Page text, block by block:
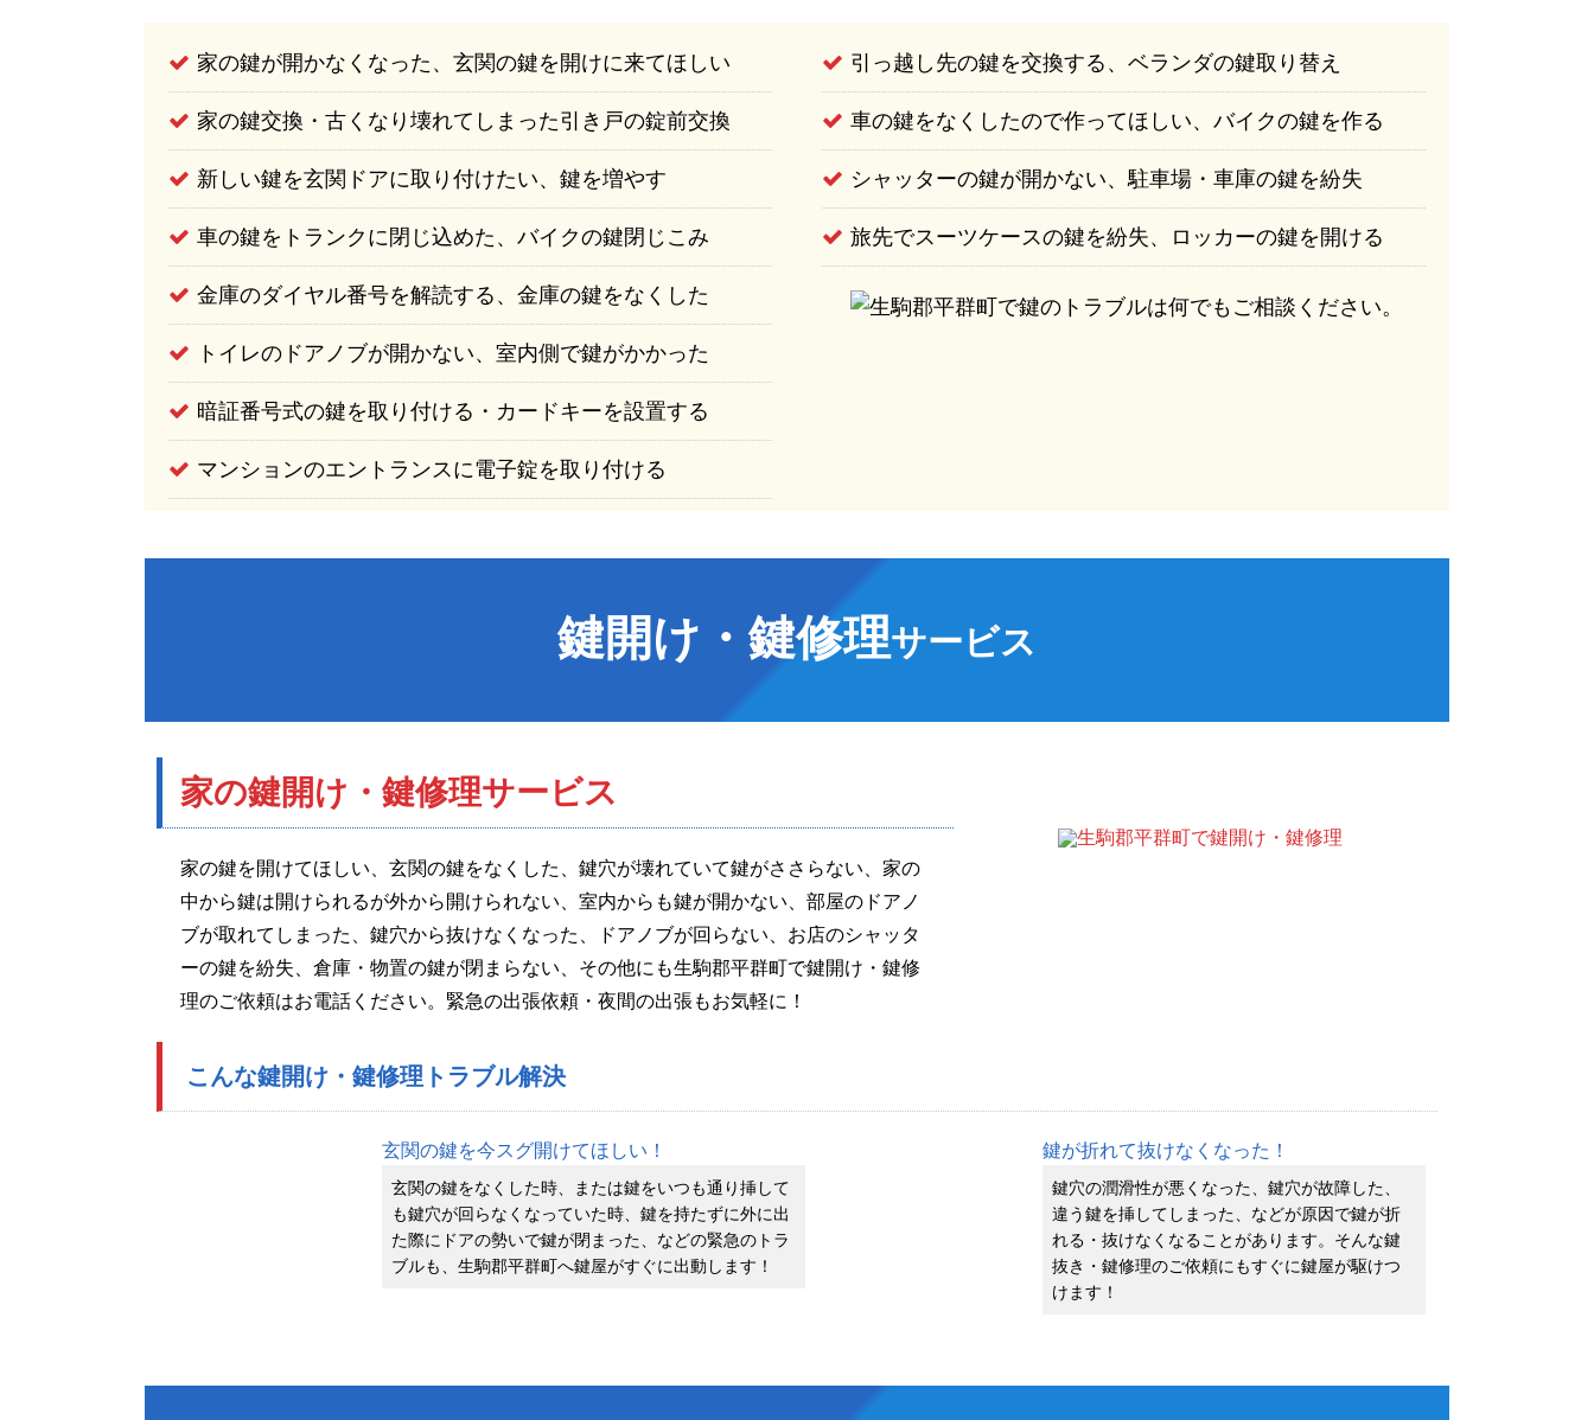
家の鍵が開かなくなった、玄関の鍵を開けに来てほしい
家の鍵交換・古くなり壊れてしまった引き戸の錠前交換
新しい鍵を玄関ドアに取り付けたい、鍵を増やす
車の鍵をトランクに閉じ込めた、バイクの鍵閉じこみ
金庫のダイヤル番号を解読する、金庫の鍵をなくした
トイレのドアノブが開かない、室内側で鍵がかかった
暗証番号式の鍵を取り付ける・カードキーを設置する
マンションのエントランスに電子錠を取り付ける
引っ越し先の鍵を交換する、ベランダの鍵取り替え
車の鍵をなくしたので作ってほしい、バイクの鍵を作る
シャッターの鍵が開かない、駐車場・車庫の鍵を紛失
旅先でスーツケースの鍵を紛失、ロッカーの鍵を開ける
鍵開け・鍵修理サービス
家の鍵開け・鍵修理サービス
家の鍵を開けてほしい、玄関の鍵をなくした、鍵穴が壊れていて鍵がささらない、家の
中から鍵は開けられるが外から開けられない、室内からも鍵が開かない、部屋のドアノ
ブが取れてしまった、鍵穴から抜けなくなった、ドアノブが回らない、お店のシャッタ
ーの鍵を紛失、倉庫・物置の鍵が閉まらない、その他にも生駒郡平群町で鍵開け・鍵修
理のご依頼はお電話ください。緊急の出張依頼・夜間の出張もお気軽に！
こんな鍵開け・鍵修理トラブル解決
玄関の鍵を今スグ開けてほしい！
玄関の鍵をなくした時、または鍵をいつも通り挿して
も鍵穴が回らなくなっていた時、鍵を持たずに外に出
た際にドアの勢いで鍵が閉まった、などの緊急のトラ
ブルも、生駒郡平群町へ鍵屋がすぐに出動します！
鍵が折れて抜けなくなった！
鍵穴の潤滑性が悪くなった、鍵穴が故障した、
違う鍵を挿してしまった、などが原因で鍵が折
れる・抜けなくなることがあります。そんな鍵
抜き・鍵修理のご依頼にもすぐに鍵屋が駆けつ
けます！